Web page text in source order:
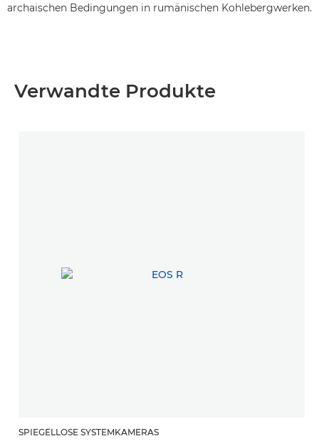
archaischen Bedingungen in rumänischen Kohlebergwerken.
Verwandte Produkte
SPIEGELLOSE SYSTEMKAMERAS